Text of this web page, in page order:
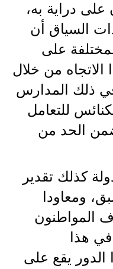
دراية به،
السياق أن
على
الاتجاه من خلال
في ذلك المدارس
للتعامل
الحد من
كذلك تقدير
ومعاودا
المواطنون
في هذا
يقع على